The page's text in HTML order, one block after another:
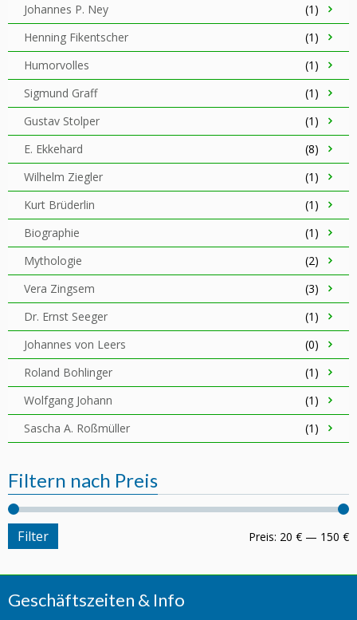
Johannes P. Ney
(1)
Henning Fikentscher
(1)
Humorvolles
(1)
Sigmund Graff
(1)
Gustav Stolper
(1)
E. Ekkehard
(8)
Wilhelm Ziegler
(1)
Kurt Brüderlin
(1)
Biographie
(1)
Mythologie
(2)
Vera Zingsem
(3)
Dr. Ernst Seeger
(1)
Johannes von Leers
(0)
Roland Bohlinger
(1)
Wolfgang Johann
(1)
Sascha A. Roßmüller
(1)
Filtern nach Preis
Filter Preis: 20 € — 150 €
Geschäftszeiten & Info